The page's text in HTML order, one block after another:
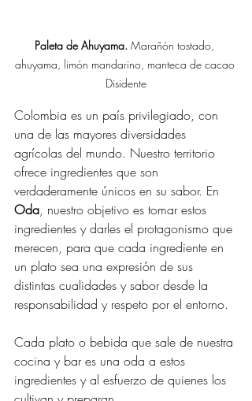
Paleta de Ahuyama. Marañón tostado,
ahuyama, limón mandarino, manteca de cacao
Disidente
Colombia es un país privilegiado, con
una de las mayores diversidades
agrícolas del mundo. Nuestro territorio
ofrece ingredientes que son
verdaderamente únicos en su sabor. En
Oda, nuestro objetivo es tomar estos
ingredientes y darles el protagonismo que
merecen, para que cada ingrediente en
un plato sea una expresión de sus
distintas cualidades y sabor desde la
responsabilidad y respeto por el entorno.
Cada plato o bebida que sale de nuestra
cocina y bar es una oda a estos
ingredientes y al esfuerzo de quienes los